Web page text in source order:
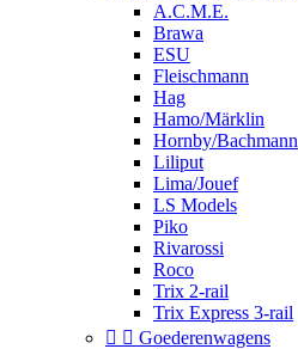
A.C.M.E.
Brawa
ESU
Fleischmann
Hag
Hamo/Märklin
Hornby/Bachmann
Liliput
Lima/Jouef
LS Models
Piko
Rivarossi
Roco
Trix 2-rail
Trix Express 3-rail
  Goederenwagens